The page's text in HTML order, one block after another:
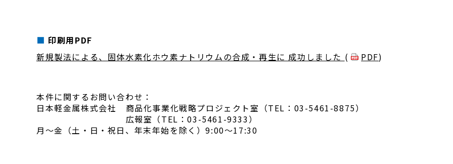
印刷用PDF
新規製法による、固体水素化ホウ素ナトリウムの合成・再生に 成功しました ( PDF)
本件に関するお問い合わせ：
日本軽金属株式会社
商品化事業化戦略プロジェクト室（TEL：03-5461-8875）
広報室（TEL：03-5461-9333）
月～金（土・日・祝日、年末年始を除く）9:00～17:30